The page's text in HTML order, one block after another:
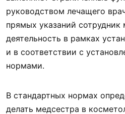
руководством лечащего
прямых указаний
деятельность в рамках
и в соответствии с
нормами.
В стандартных нормах
делать медсестра в